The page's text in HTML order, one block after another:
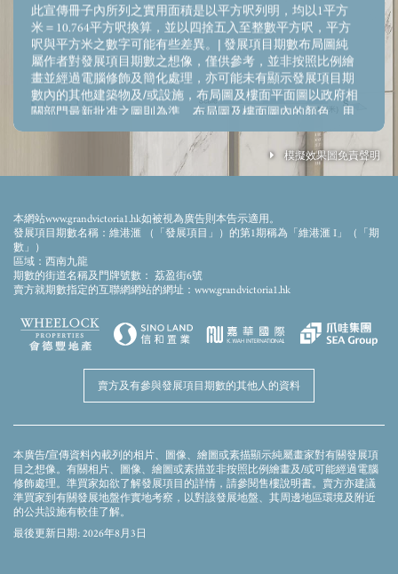
Legend 圖例
此宣傳冊子內所列之實用面積是以平方呎列明，均以1平方
米＝10.764平方呎換算，並以四捨五入至整數平方呎，平方
呎與平方米之數字可能有些差異。| 發展項目期數布局圖純
屬作者對發展項目期數之想像，僅供參考，並非按照比例繪
畫並經過電腦修飾及簡化處理，亦可能未有顯示發展項目期
數內的其他建築物及/或設施，布局圖及樓面平面圖以政府相
關部門最新批准之圖則為準。布局圖及樓面圖內的顏色、用
料、裝置、裝修物料、設備、裝飾物、植物、園景及其他物
件並非交樓標準，未必會在實際發展項目期數內出現。裝
置、裝修物料及設備之提供以買賣合約條款作準。賣方建議
準買方參閱售樓說明書，以了解發展項目期數的資料。此布
期數或其任何部分作出任何不論明示或隱含之要約、陳述、
承諾或保證或合約條款（不論是否與景觀有關）。賣方保留
權利根據政府最新批準的建築圖則對發展項目期數的布局及
樓面平面圖作出修改。|每個住宅物業的實用面積以及構成住
宅物業一部分的範圍內的露台、工作平台及陽台(如有)之樓
面面積，是按照《一手住宅物業銷售條例》第8條計算得出
的。在構成住宅物業的一部分的其他指明項目（如有）的面
積（不計算入實用面積），是按照《一手住宅物業銷售條
例》附表2第2部計算得出的。詳情請參閱售樓說明書。部分
樓層外牆範圍設有建築裝飾、金屬格柵及/或外露喉管，詳細
資料請參考最新批准的建築圖則。部份單位的露台及/或工作
平台及/或天台及/或平台及/或冷氣機平台及/或外牆或其鄰近
跌級樓板（用以安裝樓上單位之機電設備）及/或假陣內裝置
空調裝備及/或其他機電設備。露台及工作平台為不可封閉的
地方。樓面平面圖所示之裝置如洗滌盤、煮食爐、坐廁、面
盆、浴缸等只供展示其大約位置而非展示其實際大小、設計
及形狀。期數內的每座大樓的部份平台及天台上裝設有外露
喉管，只有部份外露喉管被鋁質飾板所覆蓋。部份住宅單位
模擬效果圖免責聲明
觀、外觀或周邊環境。模擬效果圖及上述的設施、裝置、裝修物料、設備、裝飾物、植
物、園景及其他物件等未必會在落成後的發展項目期數或其附近出現。模擬效果圖内的
顔色、用料、裝置、裝修物料、設備、裝飾物、植物、園景及其他物件等並非交樓標
準，未必會在實際發展項目期數或其任何部分出現。發展項目期數外牆、平台及天台可
能存在之喉管、管綫、冷氣機及格柵等及周邊環境及建築物並無完全顯示。賣方建議準
買家到有關發展地盤作實地考察，以對該發展地盤、其周邊地區環境及附近的公共設施
有較佳了解。模擬效果圖及本廣告/宣傳資料並不構成亦不得被詮釋成賣方就發展項目期
時改動建築物圖則及其他圖則，發展項目及/或期數之設計以政府相關部門取後批准之圖
則為準。
本網站www.grandvictoria1.hk如被視為廣告則本告示適用。
發展項目期數名稱：維港滙 （「發展項目」）的第1期稱為「維港滙 I」（「期
數」）
區域：西南九龍
期數的街道名稱及門牌號數： 荔盈街6號
賣方就期數指定的互聯網網站的網址：www.grandvictoria1.hk
賣方及有參與發展項目期數的其他人的資料
本廣告/宣傳資料內載列的相片、圖像、繪圖或素描顯示純屬畫家對有關發展項
目之想像。有關相片、圖像、繪圖或素描並非按照比例繪畫及/或可能經過電腦
修飾處理。準買家如欲了解發展項目的詳情，請參閱售樓說明書。賣方亦建議
準買家到有關發展地盤作實地考察，以對該發展地盤、其周邊地區環境及附近
的公共設施有較佳了解。
最後更新日期: 2026年8月3日